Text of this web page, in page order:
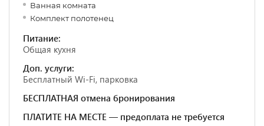
Ванная комната
Комплект полотенец
Питание:
Общая кухня
Доп. услуги:
Бесплатный Wi-Fi, парковка
БЕСПЛАТНАЯ отмена бронирования
ПЛАТИТЕ НА МЕСТЕ — предоплата не требуется